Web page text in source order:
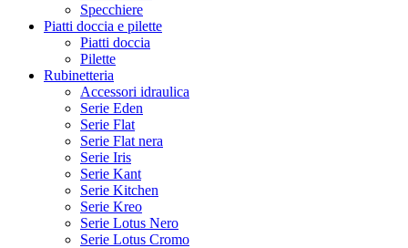
Specchiere
Piatti doccia e pilette
Piatti doccia
Pilette
Rubinetteria
Accessori idraulica
Serie Eden
Serie Flat
Serie Flat nera
Serie Iris
Serie Kant
Serie Kitchen
Serie Kreo
Serie Lotus Nero
Serie Lotus Cromo